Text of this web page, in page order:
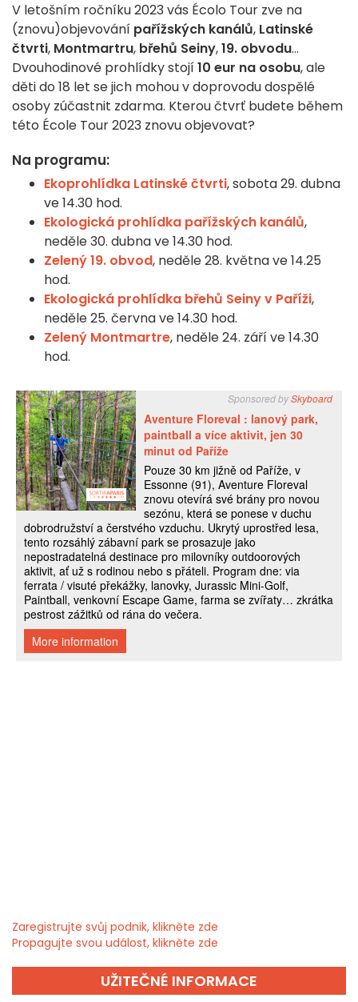
V letošním ročníku 2023 vás Écolo Tour zve na
(znovu)objevování pařížských kanálů, Latinské
čtvrti, Montmartru, břehů Seiny,19. obvodu...
Dvouhodinové prohlídky stojí10 eur na osobu, ale
děti do 18 let se jich mohou v doprovodu dospělé
osoby zúčastnit zdarma. Kterou čtvrť budete během
této École Tour 2023 znovu objevovat?
Na programu:
Ekoprohlídka Latinské čtvrti, sobota 29. dubna
ve 14.30 hod.
Ekologická prohlídka pařížských kanálů,
neděle 30. dubna ve 14.30 hod.
Zelený 19. obvod, neděle 28. května ve 14.25
hod.
Ekologická prohlídka břehů Seiny v Paříži,
neděle 25. června ve 14.30 hod.
Zelený Montmartre, neděle 24. září ve 14.30
hod.
Zaregistrujte svůj podnik, klikněte zde
Propagujte svou událost, klikněte zde
UŽITEČNÉ INFORMACE